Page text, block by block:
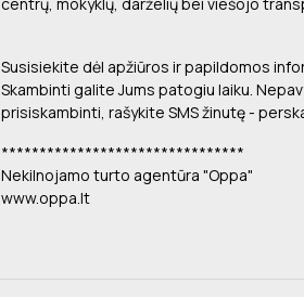
centrų, mokyklų, darželių bei viešojo
Susisiekite dėl apžiūros ir papildomos
Skambinti galite Jums patogiu laiku.
prisiskambinti, rašykite SMS žinutę -
********************************
Nekilnojamo turto agentūra "Oppa"
www.oppa.lt